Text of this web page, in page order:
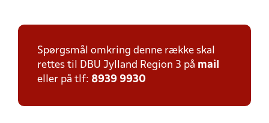
Spørgsmål omkring denne række skal
rettes til DBU Jylland Region 3 på mail
eller på tlf: 8939 9930